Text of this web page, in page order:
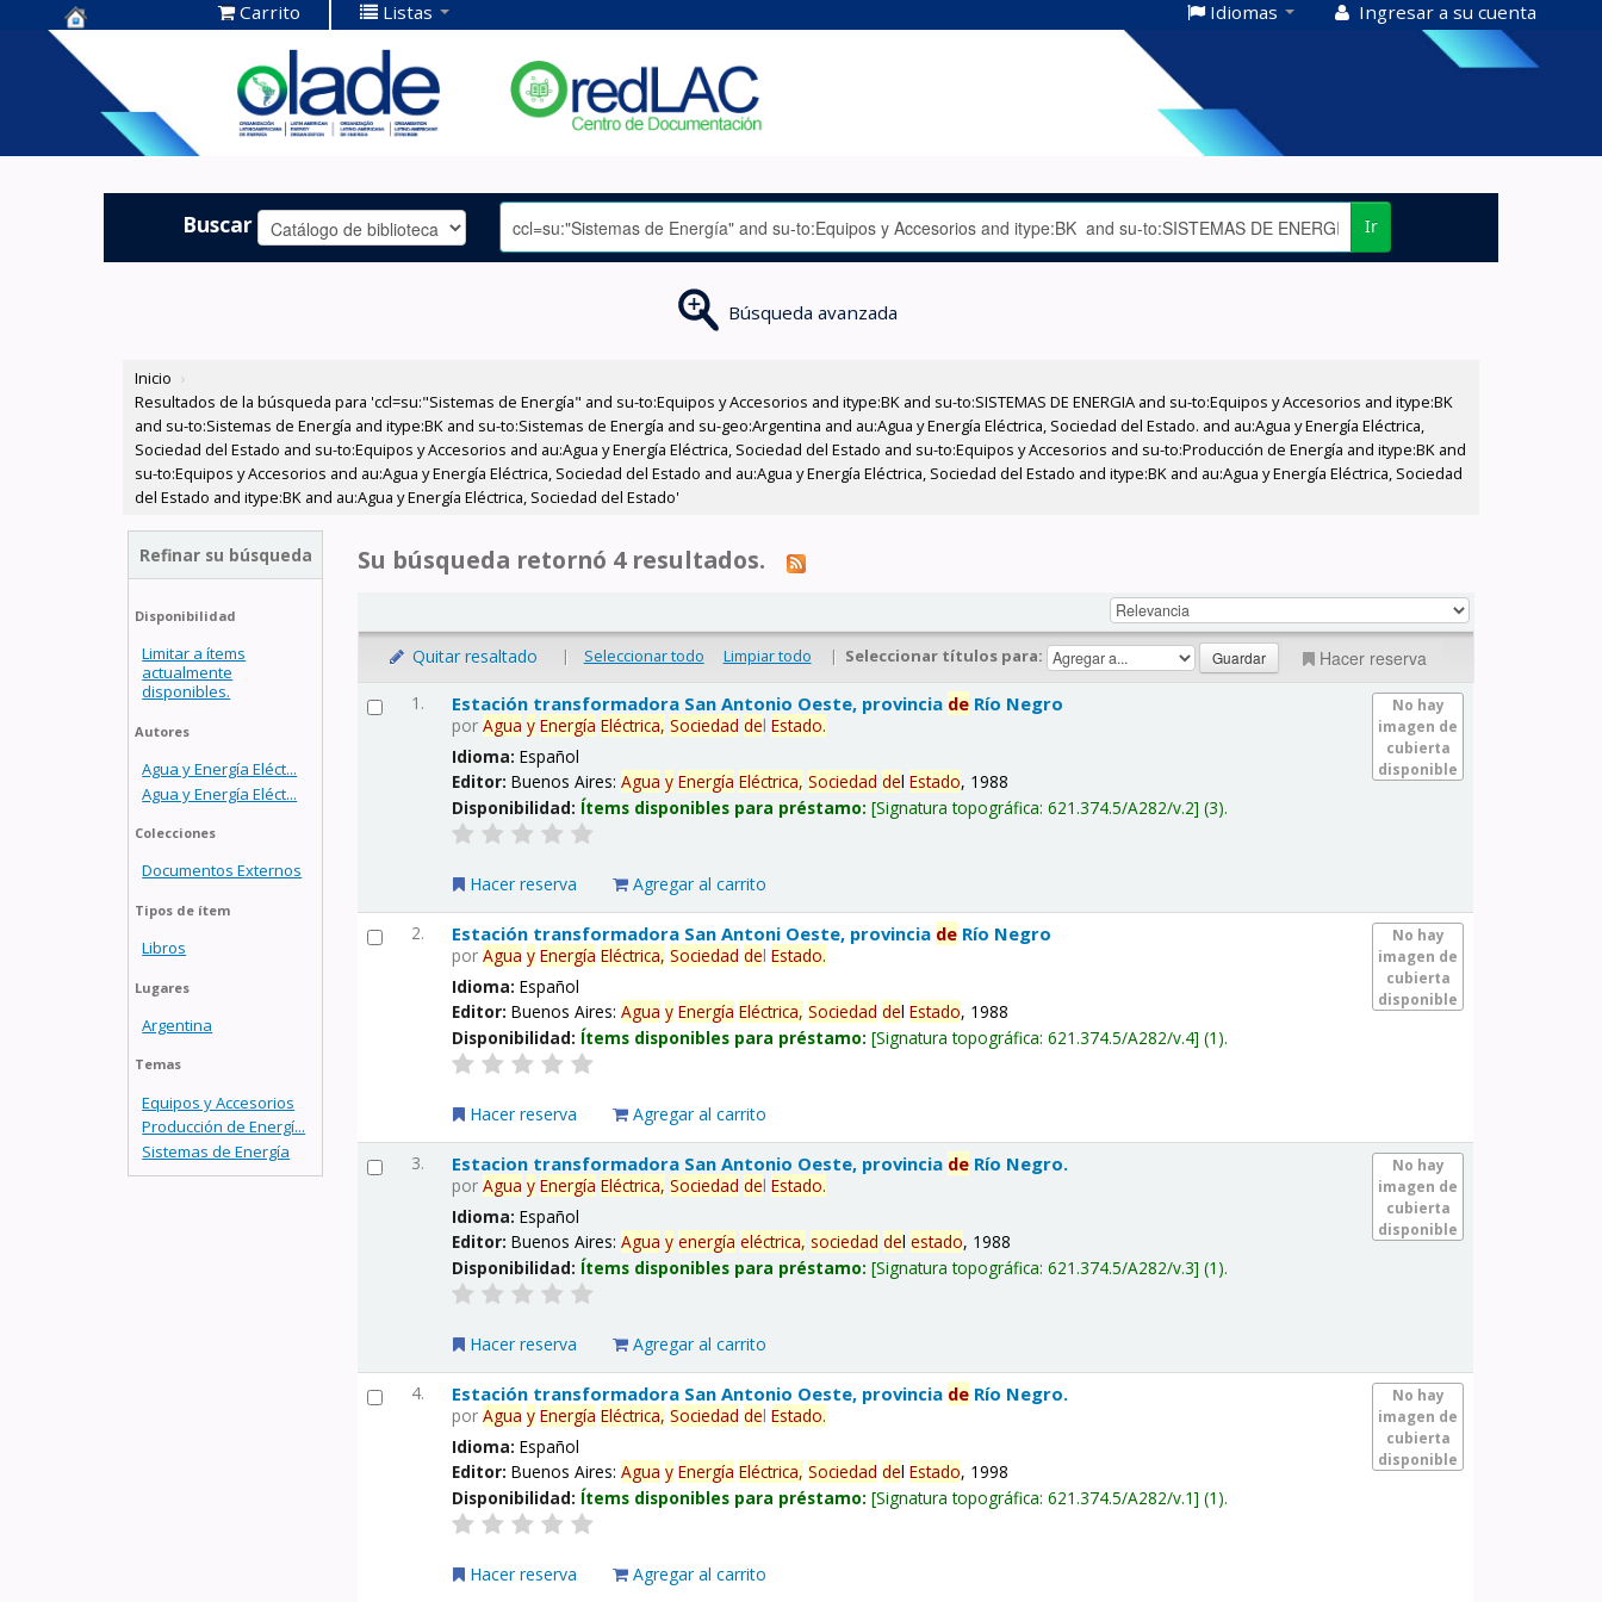
Centro de
Documentación
OLADE -
Carrito Listas Idiomas Ingresar a su cuenta
Buscar Ir
Búsqueda avanzada
Inicio ›
Resultados de la búsqueda para 'ccl=su:"Sistemas de Energía" and su-to:Equipos y Accesorios and itype:BK and su-to:SISTEMAS DE ENERGIA and su-to:Equipos y Accesorios and itype:BK
and su-to:Sistemas de Energía and itype:BK and su-to:Sistemas de Energía and su-geo:Argentina and au:Agua y Energía Eléctrica, Sociedad del Estado. and au:Agua y Energía Eléctrica,
Sociedad del Estado and su-to:Equipos y Accesorios and au:Agua y Energía Eléctrica, Sociedad del Estado and su-to:Equipos y Accesorios and su-to:Producción de Energía and itype:BK and
su-to:Equipos y Accesorios and au:Agua y Energía Eléctrica, Sociedad del Estado and au:Agua y Energía Eléctrica, Sociedad del Estado and itype:BK and au:Agua y Energía Eléctrica, Sociedad
del Estado and itype:BK and au:Agua y Energía Eléctrica, Sociedad del Estado'
Refinar su búsqueda
Disponibilidad
Limitar a ítems
actualmente
disponibles.
Autores
Agua y Energía Eléct...
Agua y Energía Eléct...
Colecciones
Documentos Externos
Tipos de ítem
Libros
Lugares
Argentina
Temas
Equipos y Accesorios
Producción de Energí...
Sistemas de Energía
Su búsqueda retornó 4 resultados.
Quitar resaltado | Seleccionar todo Limpiar todo | Seleccionar títulos para: Hacer reserva
1.
No hay
imagen de
cubierta
disponible
Estación transformadora San Antonio Oeste, provincia de Río Negro
porAgua y Energía Eléctrica, Sociedad delEstado.
Idioma:Español
Editor:Buenos Aires:Agua y Energía Eléctrica, Sociedad delEstado, 1988
Disponibilidad: Ítems disponibles para préstamo: Signatura topográfica:621.374.5/A282/v.2 (3).
Hacer reserva Agregar al carrito
2.
No hay
imagen de
cubierta
disponible
Estación transformadora San Antoni Oeste, provincia de Río Negro
porAgua y Energía Eléctrica, Sociedad delEstado.
Idioma:Español
Editor:Buenos Aires:Agua y Energía Eléctrica, Sociedad delEstado, 1988
Disponibilidad: Ítems disponibles para préstamo: Signatura topográfica:621.374.5/A282/v.4 (1).
Hacer reserva Agregar al carrito
3.
No hay
imagen de
cubierta
disponible
Estacion transformadora San Antonio Oeste, provincia de Río Negro.
porAgua y Energía Eléctrica, Sociedad delEstado.
Idioma:Español
Editor:Buenos Aires:Agua y energía eléctrica, sociedad delestado, 1988
Disponibilidad: Ítems disponibles para préstamo: Signatura topográfica:621.374.5/A282/v.3 (1).
Hacer reserva Agregar al carrito
4.
No hay
imagen de
cubierta
disponible
Estación transformadora San Antonio Oeste, provincia de Río Negro.
porAgua y Energía Eléctrica, Sociedad delEstado.
Idioma:Español
Editor:Buenos Aires:Agua y Energía Eléctrica, Sociedad delEstado, 1998
Disponibilidad: Ítems disponibles para préstamo: Signatura topográfica:621.374.5/A282/v.1 (1).
Hacer reserva Agregar al carrito